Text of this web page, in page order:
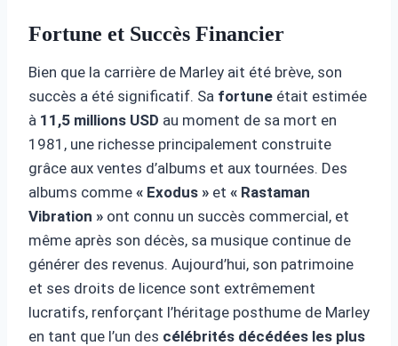
Fortune et Succès Financier
Bien que la carrière de Marley ait été brève, son
succès a été significatif. Sa fortune était estimée
à 11,5 millions USD au moment de sa mort en
1981, une richesse principalement construite
grâce aux ventes d’albums et aux tournées. Des
albums comme « Exodus » et « Rastaman
Vibration » ont connu un succès commercial, et
même après son décès, sa musique continue de
générer des revenus. Aujourd’hui, son patrimoine
et ses droits de licence sont extrêmement
lucratifs, renforçant l’héritage posthume de Marley
en tant que l’un des célébrités décédées les plus